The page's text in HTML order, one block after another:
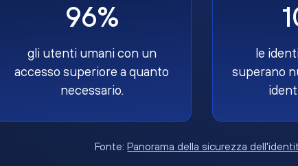
96%
gli utenti umani con un
accesso superiore a quanto
necessario.
le
superano
Fonte:Panorama della sicurezza